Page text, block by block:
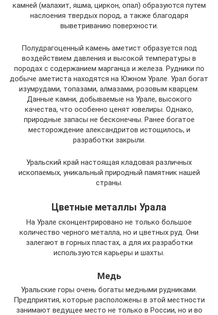
камней (малахит, яшма, циркон, опал) образуются путем
наслоения твердых пород, а также благодаря
выветриванию поверхности.
Полудрагоценный камень аметист образуется под
воздействием давления и высокой температуры в
породах с содержанием марганца и железа. Рудники по
добыче аметиста находятся на Южном Урале. Урал богат
изумрудами, топазами, алмазами, розовым кварцем.
Данные камни, добываемые на Урале, высокого
качества, что особенно ценят ювелиры. Однако,
природные запасы не бесконечны. Ранее богатое
месторождение александритов истощилось, и
разработки закрыли.
Уральский край настоящая кладовая различных
ископаемых, уникальный природный памятник нашей
страны.
Цветные металлы Урала
На Урале сконцентрировано не только большое
количество черного металла, но и цветных руд. Они
залегают в горных пластах, а для их разработки
используются карьеры и шахты.
Медь
Уральские горы очень богаты медными рудниками.
Предприятия, которые расположены в этой местности
занимают ведущее место не только в России, но и во